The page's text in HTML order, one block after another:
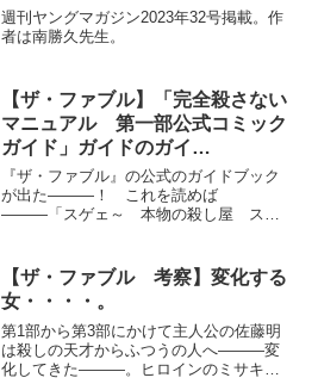
ら生まれた思考―――その思考か
ら生まれる行動・・・・。
週刊ヤングマガジン2023年32号掲載。作
者は南勝久先生。
【ザ・ファブル】「完全殺さない
マニュアル 第一部公式コミック
ガイド」ガイドのガイ
ド・・・・。
『ザ・ファブル』の公式のガイドブック
が出た―――！ これを読めば
―――「スゲェ～ 本物の殺し屋 スゲ
【ザ・ファブル 考察】変化する
女・・・・。
第1部から第3部にかけて主人公の佐藤明
は殺しの天才からふつうの人へ―――変
化してきた―――。ヒロインのミサキも